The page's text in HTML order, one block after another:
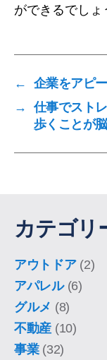
ができるでしょ
←
企業をアピ
→
仕事でスト
歩くことが
カテゴリ
アウトドア(2)
アパレル(6)
グルメ (8)
不動産 (10)
事業(32)